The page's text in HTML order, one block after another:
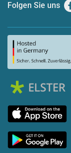
Folgen Sie uns